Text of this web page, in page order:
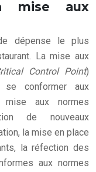
mise aux
dépense le plus
La mise aux
Control Point)
conformer aux
mise aux normes
de nouveaux
la mise en place
la réfection des
aux normes